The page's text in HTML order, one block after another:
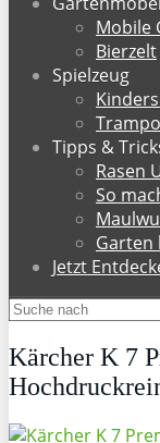
Mobile
Bierzelt
Spielzeug
Tipps &
Rasen
So
Garten
Jetzt
Kärcher K 7